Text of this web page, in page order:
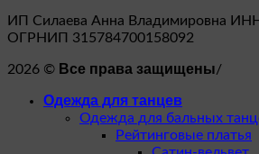
ИП Силаева Анна Владимировна
ОГРНИП 315784700158092
2026 © Все права защищены/
Одежда для танцев
Одежда для бальных
Рейтинговые платья